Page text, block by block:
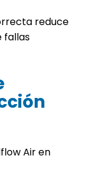
reduce
fallas
Air en